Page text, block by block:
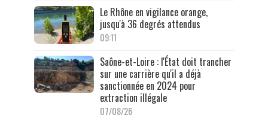
Le Rhône en vigilance orange,
jusqu'à 36 degrés attendus
09:11
Saône-et-Loire : l'État doit trancher
sur une carrière qu'il a déjà
sanctionnée en 2024 pour
extraction illégale
07/08/26